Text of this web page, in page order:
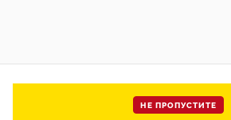
НЕ ПРОПУСТИТЕ